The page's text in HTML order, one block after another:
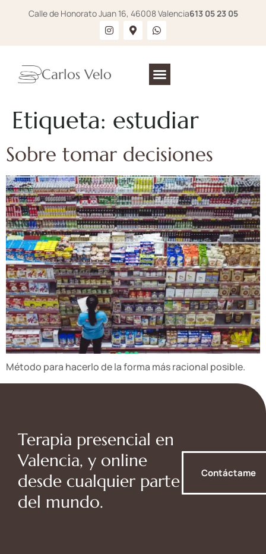
Calle de Honorato Juan 16, 46008 Valencia613 05 23 05
Carlos Velo
Etiqueta: estudiar
Sobre tomar decisiones
Método para hacerlo de la forma más racional posible.
Terapia presencial en
Valencia, y online
desde cualquier parte
del mundo.
Contáctame